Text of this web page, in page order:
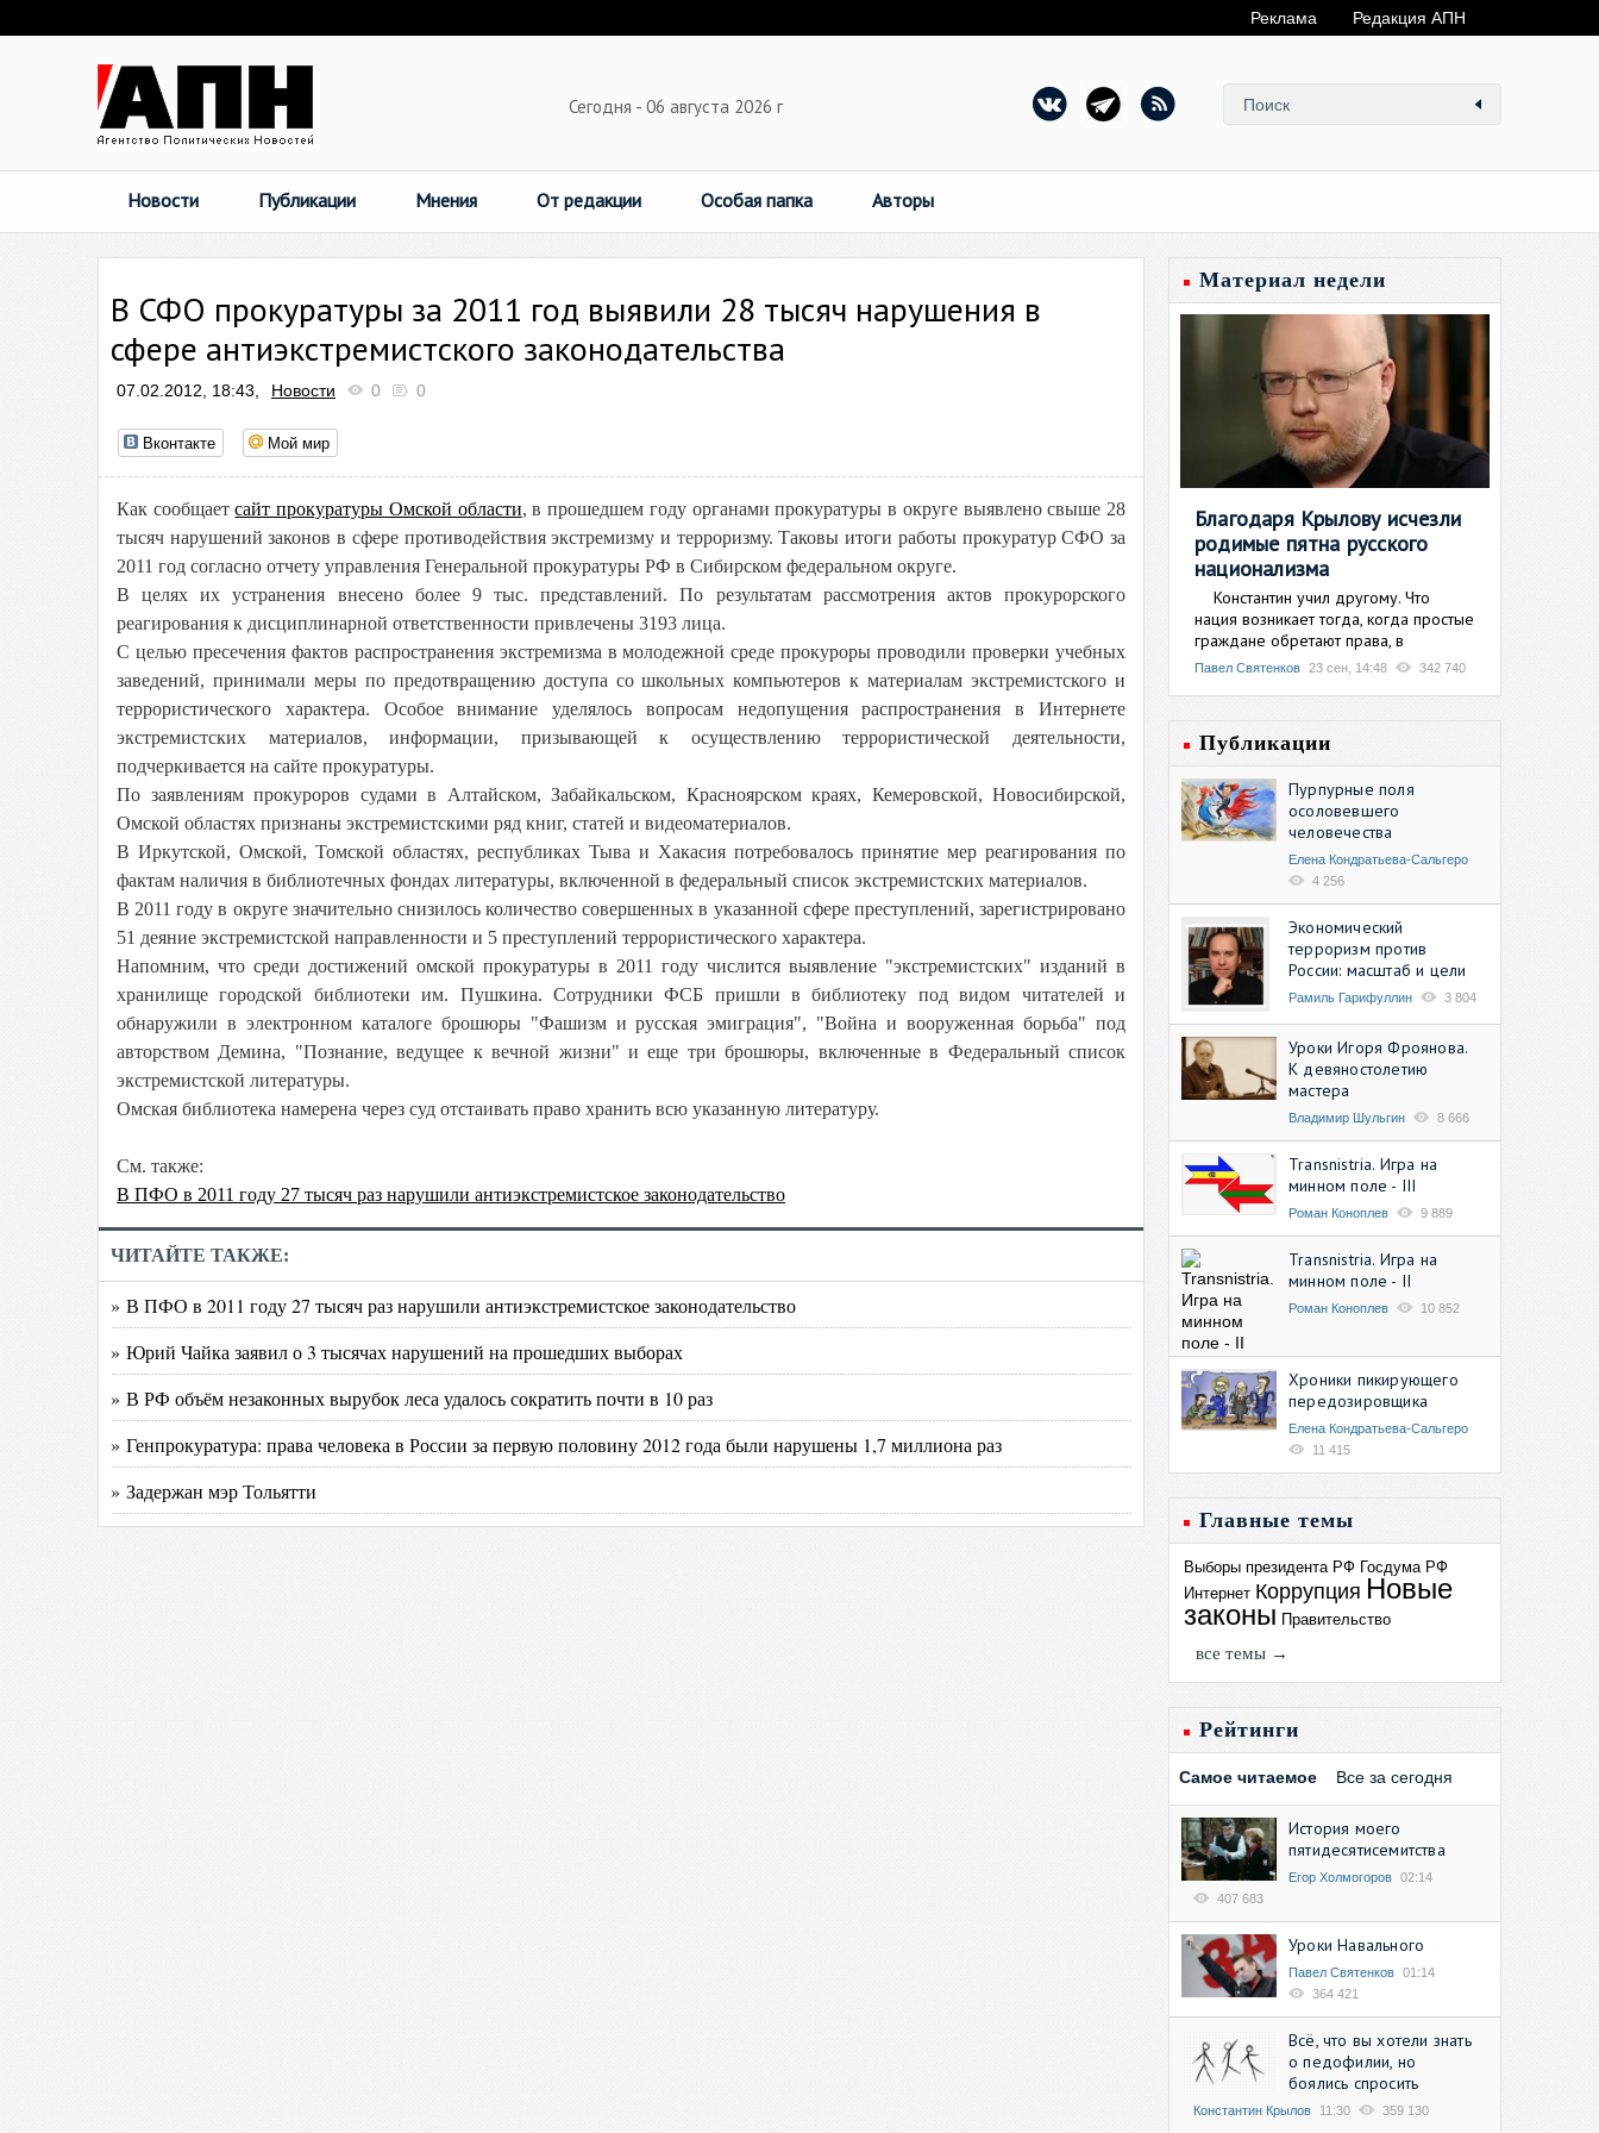
Реклама Редакция АПН
Сегодня - 06 августа 2026 г
Новости Публикации Мнения От редакции Особая папка Авторы
В СФО прокуратуры за 2011 год выявили 28 тысяч нарушения в
сфере антиэкстремистского законодательства
07.02.2012, 18:43, Новости 0 0
Вконтакте Мой мир
Как сообщаетсайт прокуратуры Омской области, в прошедшем году органами прокуратуры в округе выявлено свыше 28
тысяч нарушений законов в сфере противодействия экстремизму и терроризму. Таковы итоги работы прокуратур СФО за
2011 год согласно отчету управления Генеральной прокуратуры РФ в Сибирском федеральном округе.
В целях их устранения внесено более 9 тыс. представлений. По результатам рассмотрения актов прокурорского
реагирования к дисциплинарной ответственности привлечены 3193 лица.
С целью пресечения фактов распространения экстремизма в молодежной среде прокуроры проводили проверки учебных
заведений, принимали меры по предотвращению доступа со школьных компьютеров к материалам экстремистского и
террористического характера. Особое внимание уделялось вопросам недопущения распространения в Интернете
экстремистских материалов, информации, призывающей к осуществлению террористической деятельности,
подчеркивается на сайте прокуратуры.
По заявлениям прокуроров судами в Алтайском, Забайкальском, Красноярском краях, Кемеровской, Новосибирской,
Омской областях признаны экстремистскими ряд книг, статей и видеоматериалов.
В Иркутской, Омской, Томской областях, республиках Тыва и Хакасия потребовалось принятие мер реагирования по
фактам наличия в библиотечных фондах литературы, включенной в федеральный список экстремистских материалов.
В 2011 году в округе значительно снизилось количество совершенных в указанной сфере преступлений, зарегистрировано
51 деяние экстремистской направленности и 5 преступлений террористического характера.
Напомним, что среди достижений омской прокуратуры в 2011 году числится выявление "экстремистских" изданий в
хранилище городской библиотеки им. Пушкина. Сотрудники ФСБ пришли в библиотеку под видом читателей и
обнаружили в электронном каталоге брошюры "Фашизм и русская эмиграция", "Война и вооруженная борьба" под
авторством Демина, "Познание, ведущее к вечной жизни" и еще три брошюры, включенные в Федеральный список
экстремистской литературы.
Омская библиотека намерена через суд отстаивать право хранить всю указанную литературу.
См. также:
В ПФО в 2011 году 27 тысяч раз нарушили антиэкстремистское законодательство
ЧИТАЙТЕ ТАКЖЕ:
» В ПФО в 2011 году 27 тысяч раз нарушили антиэкстремистское законодательство
» Юрий Чайка заявил о 3 тысячах нарушений на прошедших выборах
» В РФ объём незаконных вырубок леса удалось сократить почти в 10 раз
» Генпрокуратура: права человека в России за первую половину 2012 года были нарушены 1,7 миллиона раз
» Задержан мэр Тольятти
Материал недели
Благодаря Крылову исчезли
родимые пятна русского
национализма
Константин учил другому. Что
нация возникает тогда, когда простые
граждане обретают права, в
Павел Святенков 23 сен, 14:48 342 740
Публикации
Пурпурные поля
осоловевшего
человечества
Елена Кондратьева-Сальгеро
4 256
Экономический
терроризм против
России: масштаб и цели
Рамиль Гарифуллин 3 804
Уроки Игоря Фроянова.
К девяностолетию
мастера
Владимир Шульгин 8 666
Transnistria. Игра на
минном поле - III
Роман Коноплев 9 889
Transnistria. Игра на
минном поле - II
Роман Коноплев 10 852
Хроники пикирующего
передозировщика
Елена Кондратьева-Сальгеро
11 415
Главные темы
Выборы президента РФ Госдума РФ
Интернет Коррупция Новые
законы Правительство
все темы →
Рейтинги
Самое читаемое Все за сегодня
История моего
пятидесятисемитства
Егор Холмогоров 02:14
407 683
Уроки Навального
Павел Святенков 01:14
364 421
Всё, что вы хотели знать
о педофилии, но
боялись спросить
Константин Крылов 11:30 359 130